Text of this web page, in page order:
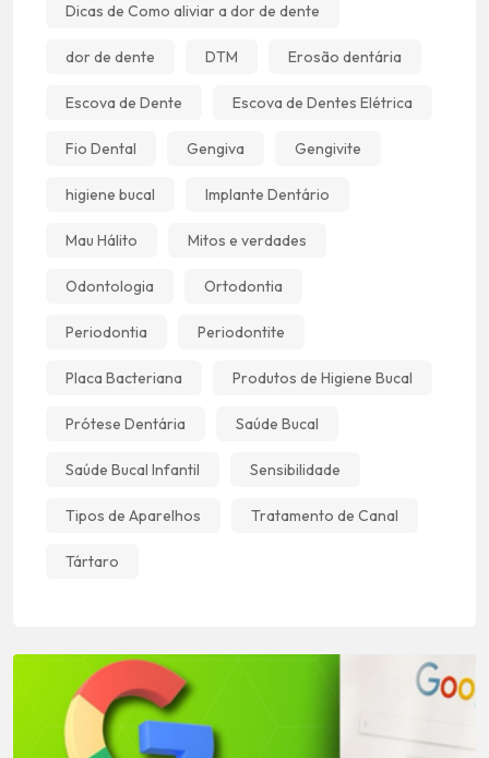
Dicas de Como aliviar a dor de dente
dor de dente DTM Erosão dentária
Escova de Dente Escova de Dentes Elétrica
Fio Dental Gengiva Gengivite
higiene bucal Implante Dentário
Mau Hálito Mitos e verdades
Odontologia Ortodontia
Periodontia Periodontite
Placa Bacteriana Produtos de Higiene Bucal
Prótese Dentária Saúde Bucal
Saúde Bucal Infantil Sensibilidade
Tipos de Aparelhos Tratamento de Canal
Tártaro